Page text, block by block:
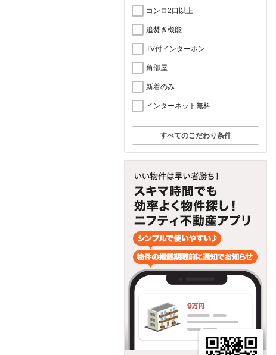
コンロ2口以上
追焚き機能
TV付インターホン
角部屋
新着のみ
インターネット無料
すべてのこだわり条件